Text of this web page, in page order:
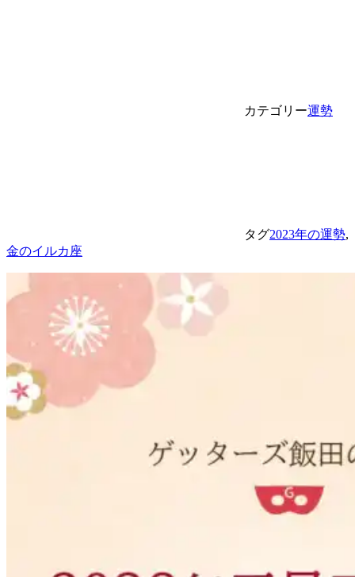
カテゴリー運勢
タグ2023年の運勢,
金のイルカ座